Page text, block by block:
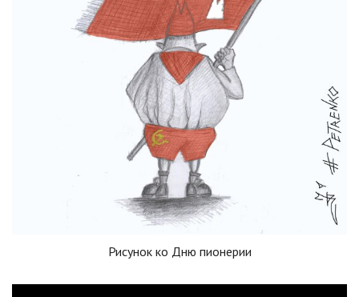
Рисунок ко Дню пионерии